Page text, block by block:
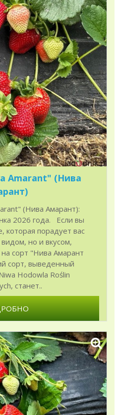
Amarant" (Нива
(Нива Амарант):
2026 года. Если вы
которая порадует вас
но и вкусом,
сорт "Нива Амарант
сорт, выведенный
Hodowla Roślin
станет..